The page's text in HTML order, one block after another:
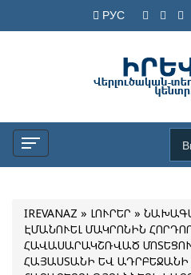
РУС
IREVANAZ » ԼՈՒՐԵՐ »
ԷՄԱՆՈՒԵԼ ՄԱԿՐՈՆԻՆ
ՀԱՎԱՍԱՐԱԿՇՌՎԱԾ
ՀԱՅԱՍՏԱՆԻ ԵՎ